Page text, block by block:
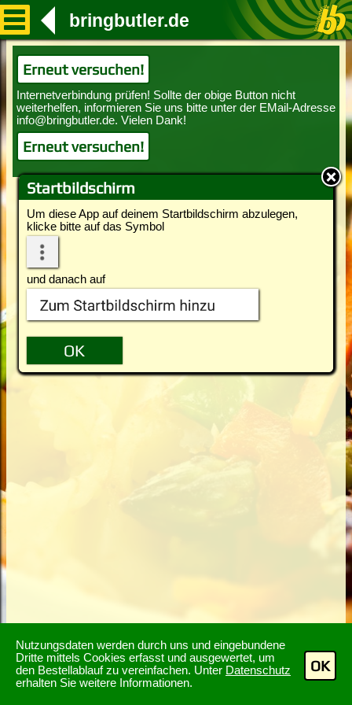
Nutzungsdaten werden durch uns und eingebundene
Dritte mittels Cookies erfasst und ausgewertet, um
den Bestellablauf zu vereinfachen. Unter Datenschutz
erhalten Sie weitere Informationen.
OK
Startbildschirm
Um diese App auf deinem Startbildschirm abzulegen,
klicke bitte auf das Symbol
und danach auf
bringbutler.de
Erneut versuchen!
Erneut versuchen!